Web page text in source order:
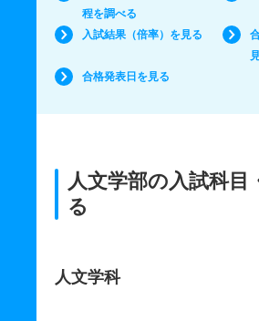
程を調べる
入試結果（倍率）を見る
合格発表日を見る
人文学部の入試科目
る
人文学科